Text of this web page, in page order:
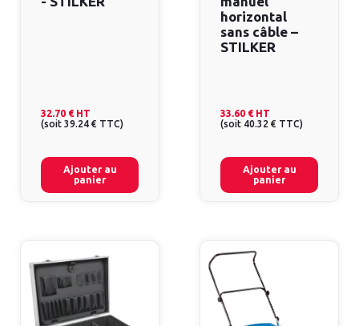
32.70 € HT
(soit 39.24 € TTC)
Ajouter au
panier
horizontal
sans câble –
STILKER
33.60 € HT
(soit 40.32 € TTC)
Ajouter au
panier